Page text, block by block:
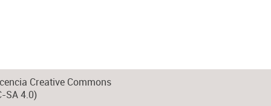
Creative Commons
SA 4.0)